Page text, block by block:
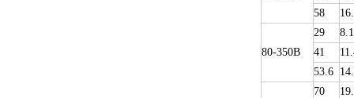
58
80-350B
29
8.1
41
53.6
70